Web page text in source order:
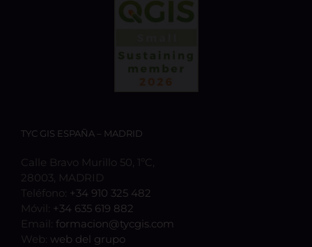
TYC GIS ESPAÑA – MADRID
Calle Bravo Murillo 50, 1ºC,
28003, MADRID
Teléfono: +34 910 325 482
Móvil: +34 635 619 882
Email: formacion@tycgis.com
Web: web del grupo